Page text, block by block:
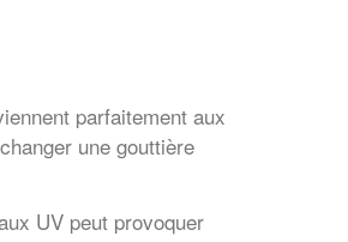
parfaitement aux
une gouttière
UV peut provoquer